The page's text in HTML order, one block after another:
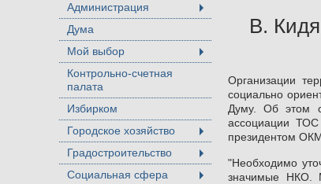
Администрация
Дума
Мой выбор
Контрольно-счетная
палата
Избирком
Городское хозяйство
Градостроительство
Социальная сфера
В.
Организации
социально
Думу. Об этом
ассоциации
президентом
"Необходимо
значимые НКО.